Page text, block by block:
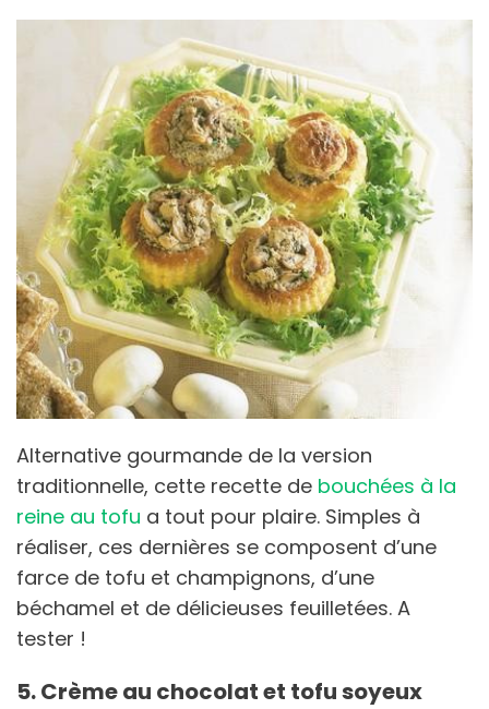
Alternative gourmande de la version
traditionnelle, cette recette de bouchées à la
reine au tofu a tout pour plaire. Simples à
réaliser, ces dernières se composent d’une
farce de tofu et champignons, d’une
béchamel et de délicieuses feuilletées. A
tester !
5. Crème au chocolat et tofu soyeux